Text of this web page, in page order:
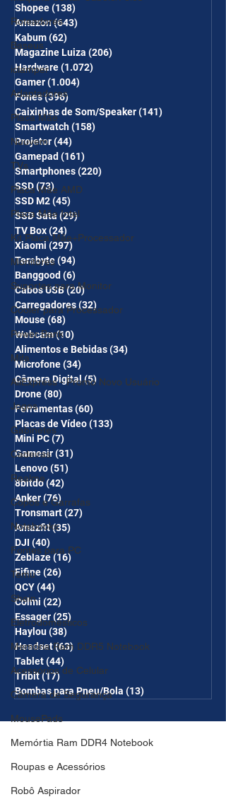
Roteadores
Baseus
iclamper
Adaptadores
Placa Mãe
Nuuvem
TVs
Placa Mãe AMD
Placa Mãe Intel
Kit Placa Mãe+Processador
Monitores
Suportes para Monitor
Cooler para Processador
Power Bank
Mifa
AliExpress - Promo Novo Usuário
Jogos
Gabinetes
Cadeiras
Realme
Copos e Garrafas
Notebooks
Fontes para PC
Temu
Shein
Eletrodomésticos
Memória Ram DDR5 Notebook
Acessórios de Celular
Câmera de Segurança
MousePads
Memórtia Ram DDR4 Notebook
Roupas e Acessórios
Robô Aspirador
Shopee(138)
Amazon(643)
Kabum(62)
Magazine Luiza (206)
Hardware(1.072)
Gamer(1.004)
Fones(396)
Caixinhas de Som/Speaker(141)
Smartwatch(158)
Projetor(44)
Gamepad (161)
Smartphones(220)
SSD(73)73 posts
SSD M2(45)
SSD Sata(29)29 posts
TV Box(24)
Xiaomi (297)
Terabyte(94)
Banggood (6)
Cabos USB(20)20 posts
Carregadores(32) 32 posts
Mouse(68)
Webcam(10)
Alimentos e Bebidas(34)
Microfone(34)
Câmera Digital (5) 5 posts
Drone(80)
Ferramentas(60)
Placas de Vídeo(133)
Mini PC(7)
Gamesir(31)
Lenovo(51)
8bitdo(42)
Anker(76) 76 posts
Tronsmart(27)
Amazfit(35)
DJI (40)
Zeblaze(16) 16 posts
Fifine(26)
QCY(44)
Colmi (22)
Essager(25)
Haylou(38)
Headset(63) 63 posts
Tablet(44)
Tribit(17) 17 posts
Bombas para Pneu/Bola (13)